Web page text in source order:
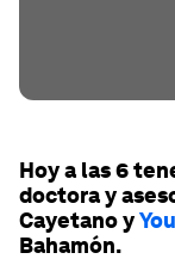
Hoy a las 6
doctora y
Cayetano y
Bahamón.